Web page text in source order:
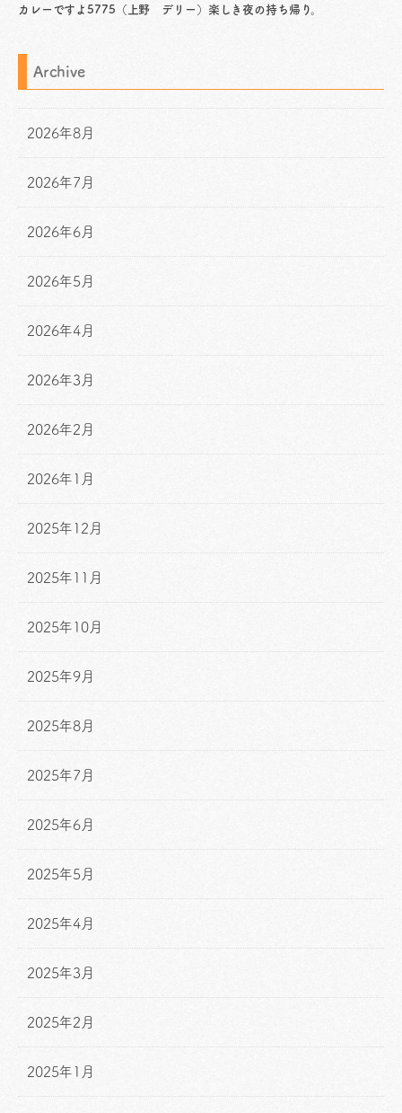
カレーですよ5775（上野 デリー）楽しき夜の持ち帰り。
Archive
2026年8月
2026年7月
2026年6月
2026年5月
2026年4月
2026年3月
2026年2月
2026年1月
2025年12月
2025年11月
2025年10月
2025年9月
2025年8月
2025年7月
2025年6月
2025年5月
2025年4月
2025年3月
2025年2月
2025年1月